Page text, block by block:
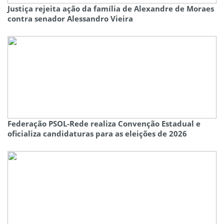
Justiça rejeita ação da família de Alexandre de Moraes
contra senador Alessandro Vieira
Federação PSOL-Rede realiza Convenção Estadual e
oficializa candidaturas para as eleições de 2026